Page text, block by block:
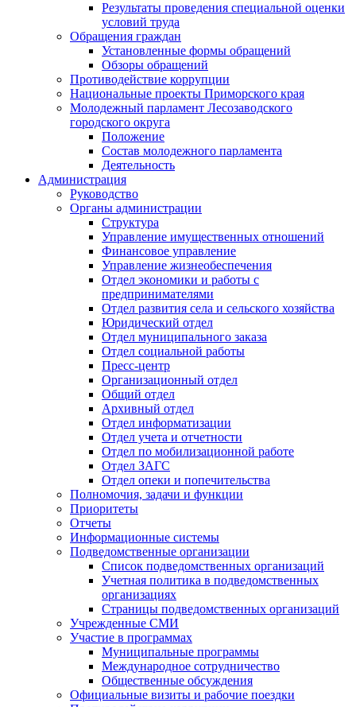
Результаты проведения специальной оценки
условий труда
Обращения граждан
Установленные формы обращений
Обзоры обращений
Противодействие коррупции
Национальные проекты Приморского края
Молодежный парламент Лесозаводского
городского округа
Положение
Состав молодежного парламента
Деятельность
Администрация
Руководство
Органы администрации
Структура
Управление имущественных отношений
Финансовое управление
Управление жизнеобеспечения
Отдел экономики и работы с
предпринимателями
Отдел развития села и сельского хозяйства
Юридический отдел
Отдел муниципального заказа
Отдел социальной работы
Пресс-центр
Организационный отдел
Общий отдел
Архивный отдел
Отдел информатизации
Отдел учета и отчетности
Отдел по мобилизационной работе
Отдел ЗАГС
Отдел опеки и попечительства
Полномочия, задачи и функции
Приоритеты
Отчеты
Информационные системы
Подведомственные организации
Список подведомственных организаций
Учетная политика в подведомственных
организациях
Страницы подведомственных организаций
Учрежденные СМИ
Участие в программах
Муниципальные программы
Международное сотрудничество
Общественные обсуждения
Официальные визиты и рабочие поездки